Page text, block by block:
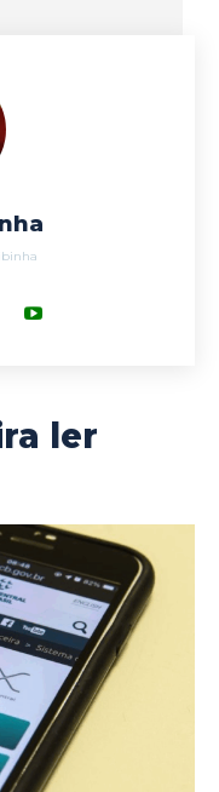
ler